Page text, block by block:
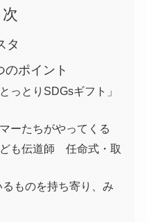
次
タ
のポイント
っとりSDGsギフト」
ーたちがやってくる
も伝道師 任命式・取
ものを持ち寄り、み